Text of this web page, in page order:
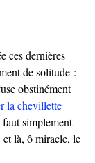
de solitude :
obstinément
la chevillette
simplement
et là, ô miracle, le